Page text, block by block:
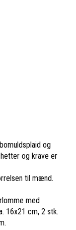
og
og krave er
til mænd.
med
16x21 cm, 2 stk.